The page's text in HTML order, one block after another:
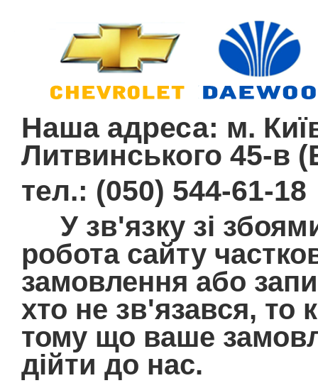
Наша адреса: м.
Литвинського 45-в
тел.: (050) 544-61-18
У зв'язку зі
робота сайту
замовлення або
хто не зв'язався, то
тому що ваше
дійти до нас.